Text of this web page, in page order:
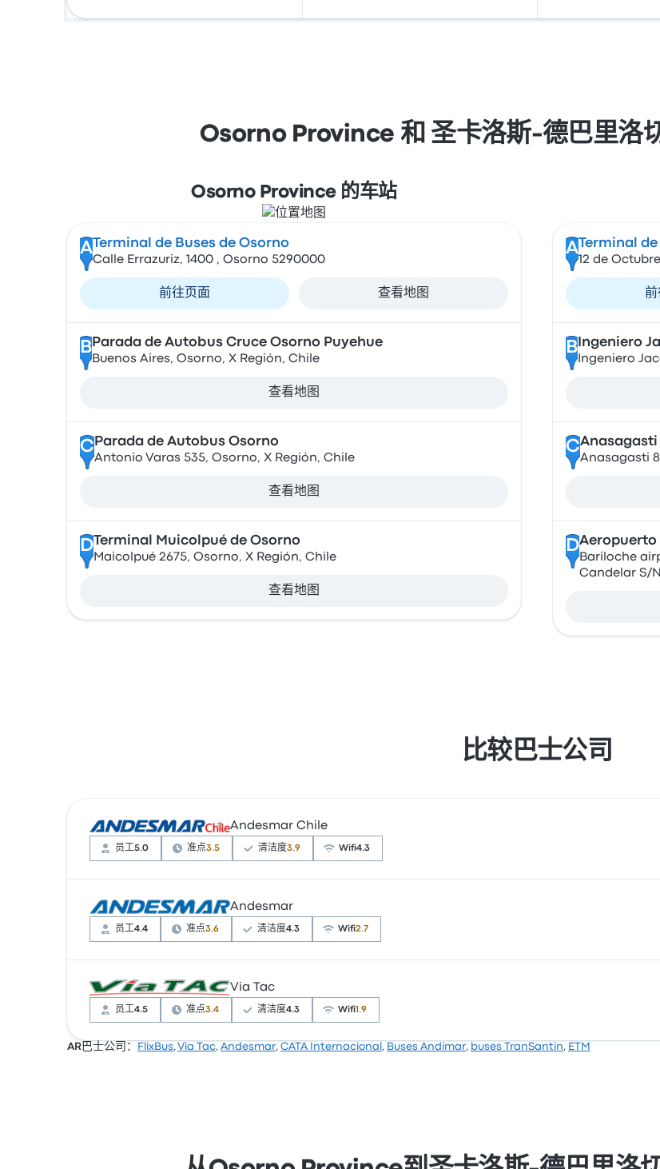
Osorno Province 和 圣卡洛斯-德巴里洛
Osorno Province 的车站
A Terminal de Buses de Osorno
Calle Errazuriz, 1400 , Osorno 5290000
前往页面 查看地图
B Parada de Autobus Cruce Osorno Puyehue
Buenos Aires, Osorno, X Región, Chile
查看地图
CParada de Autobus Osorno
Antonio Varas 535, Osorno, X Región, Chile
查看地图
DTerminal Muicolpué de Osorno
Maicolpué 2675, Osorno, X Región, Chile
查看地图
A Terminal
12 de
前
B Ingeniero
Ingeniero
CAnasagasti
Anasagasti
DAeropuerto
Bariloche
Candelar S/
比较巴士公司
Andesmar Chile
员工5.0 准点3.5 清洁度3.9 Wifi4.3
根据 10 条评论，该公司在 Busbud 上被评为 3.8 颗星。旅客对 员工 和 车票资源 特别满意，但对 电
价为 ¥244 起
Andesmar
员工4.4 准点3.6 清洁度4.3 Wifi2.7
根据 34 条评论，Andesmar 提供的本行程被评为 3.8 颗星。旅客对 清洁度 和 物有所值 特别满意，
价为 ¥244 起
Via Tac
员工4.5 准点3.4 清洁度4.3 Wifi1.9
AR巴士公司： FlixBus,Via Tac, Andesmar, CATA Internacional , Buses Andimar, buses TranSantin, ETM